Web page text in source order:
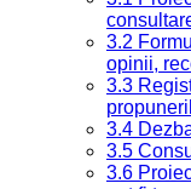
3.2
opinii,
3.3
3.4
3.5
3.6